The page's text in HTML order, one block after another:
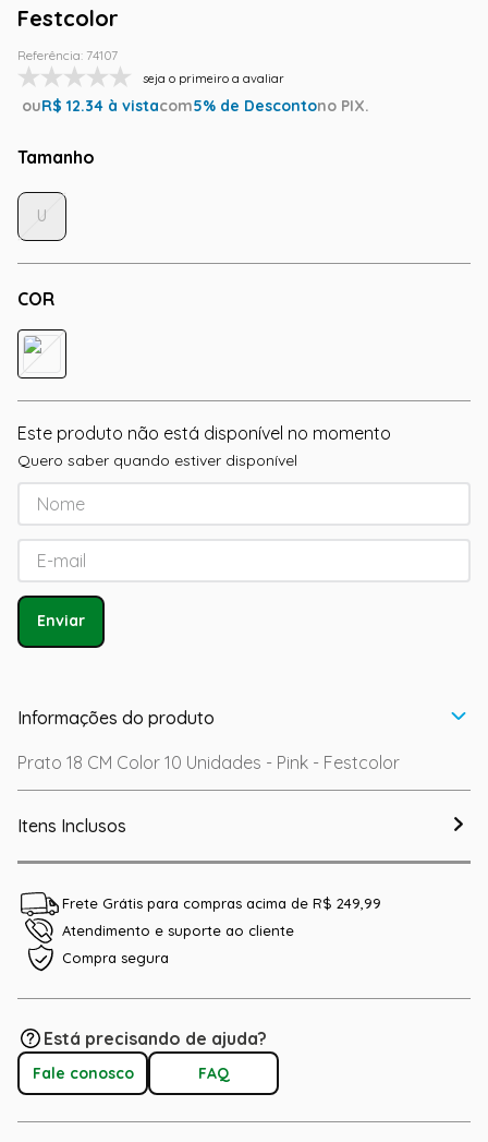
Festcolor
Referência: 74107
seja o primeiro a avaliar
ouR$ 12.34 à vistacom5% de Descontono PIX.
Tamanho
COR
U
Este produto não está disponível no momento
Quero saber quando estiver disponível
Enviar
Informações do produto
Prato 18 CM Color 10 Unidades - Pink - Festcolor
Itens Inclusos
Frete Grátis para compras acima de R$ 249,99
Atendimento e suporte ao cliente
Compra segura
Está precisando de ajuda?
Fale conosco FAQ